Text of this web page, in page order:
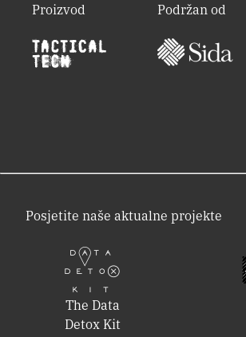
Proizvod Podržan od
Posjetite naše aktualne projekte
The Data
Detox Kit